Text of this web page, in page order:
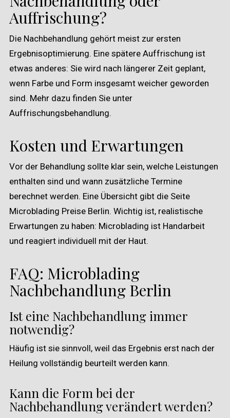
Auffrischung?
Die Nachbehandlung gehört meist zur ersten
Ergebnisoptimierung. Eine spätere Auffrischung ist
etwas anderes: Sie wird nach längerer Zeit geplant,
wenn Farbe und Form insgesamt weicher geworden
sind. Mehr dazu finden Sie unter
Auffrischungsbehandlung.
Kosten und Erwartungen
Vor der Behandlung sollte klar sein, welche Leistungen
enthalten sind und wann zusätzliche Termine
berechnet werden. Eine Übersicht gibt die Seite
Microblading Preise Berlin. Wichtig ist, realistische
Erwartungen zu haben: Microblading ist Handarbeit
und reagiert individuell mit der Haut.
FAQ: Microblading
Nachbehandlung Berlin
Ist eine Nachbehandlung immer
notwendig?
Häufig ist sie sinnvoll, weil das Ergebnis erst nach der
Heilung vollständig beurteilt werden kann.
Kann die Form bei der
Nachbehandlung verändert werden?